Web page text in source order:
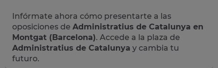
Infórmate ahora cómo presentarte a las
oposiciones de Administratius de Catalunya en
Montgat (Barcelona). Accede a la plaza de
Administratius de Catalunya y cambia tu
futuro.